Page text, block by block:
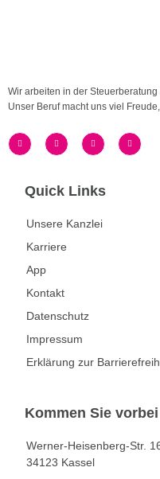
Wir arbeiten in der
Unser Beruf macht uns viel
Quick Links
Unsere Kanzlei
Karriere
App
Kontakt
Datenschutz
Impressum
Erklärung zur
Kommen Sie vorbei
Werner-Heisenberg-Str.
34123 Kassel